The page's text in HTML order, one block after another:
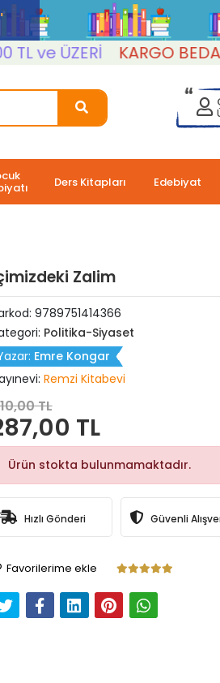
ÜZERİ KARGO BEDAVA
Ders Kitapları Edebiyat
Zalim
9789751414366
Politika-Siyaset
Emre Kongar
Remzi Kitabevi
TL
TL
Ürün stokta bulunmamaktadır.
Hızlı Gönderi Güvenli
Favorilerime ekle